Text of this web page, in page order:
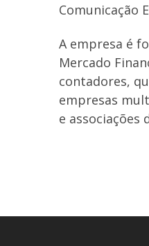
Comunicação
A empresa é
Mercado
contadores,
empresas
e associações